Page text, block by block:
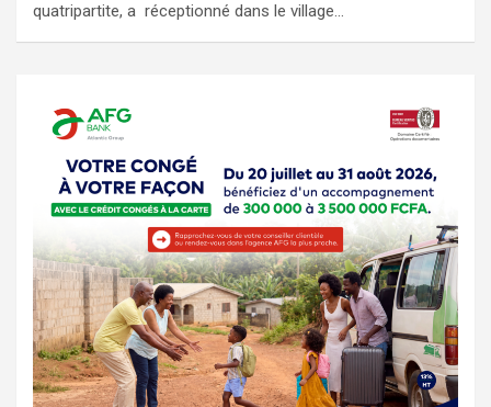
quatripartite, a réceptionné dans le village…